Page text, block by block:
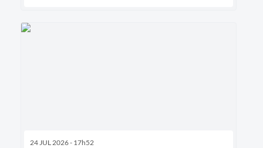
24 JUL 2026 - 17h52